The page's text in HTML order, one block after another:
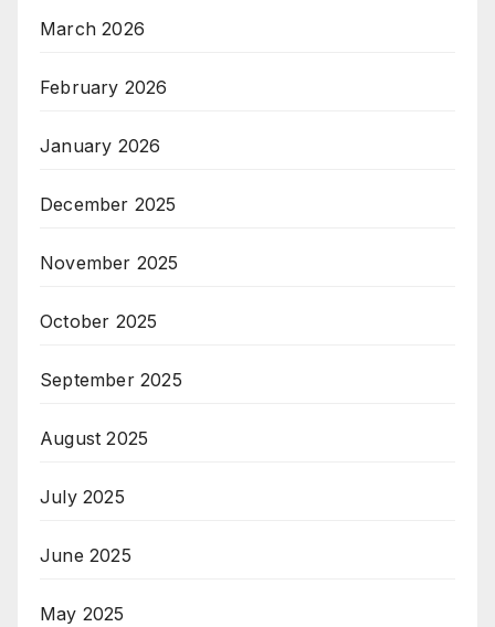
March 2026
February 2026
January 2026
December 2025
November 2025
October 2025
September 2025
August 2025
July 2025
June 2025
May 2025